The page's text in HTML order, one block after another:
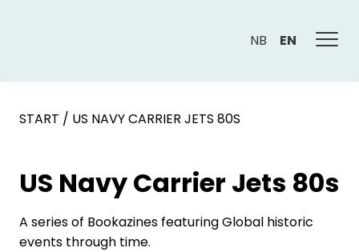
NB EN
START / US NAVY CARRIER JETS 80S
US Navy Carrier Jets 80s
A series of Bookazines featuring Global historic
events through time.